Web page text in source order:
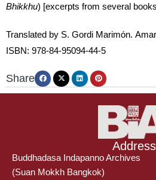
Bhikkhu) [excerpts from several
Translated by S. Gordi Marimón.
ISBN: 978-84-95094-44-5
Share
Address
Buddhadasa Indapanno Archives
(Suan Mokkh Bangkok)